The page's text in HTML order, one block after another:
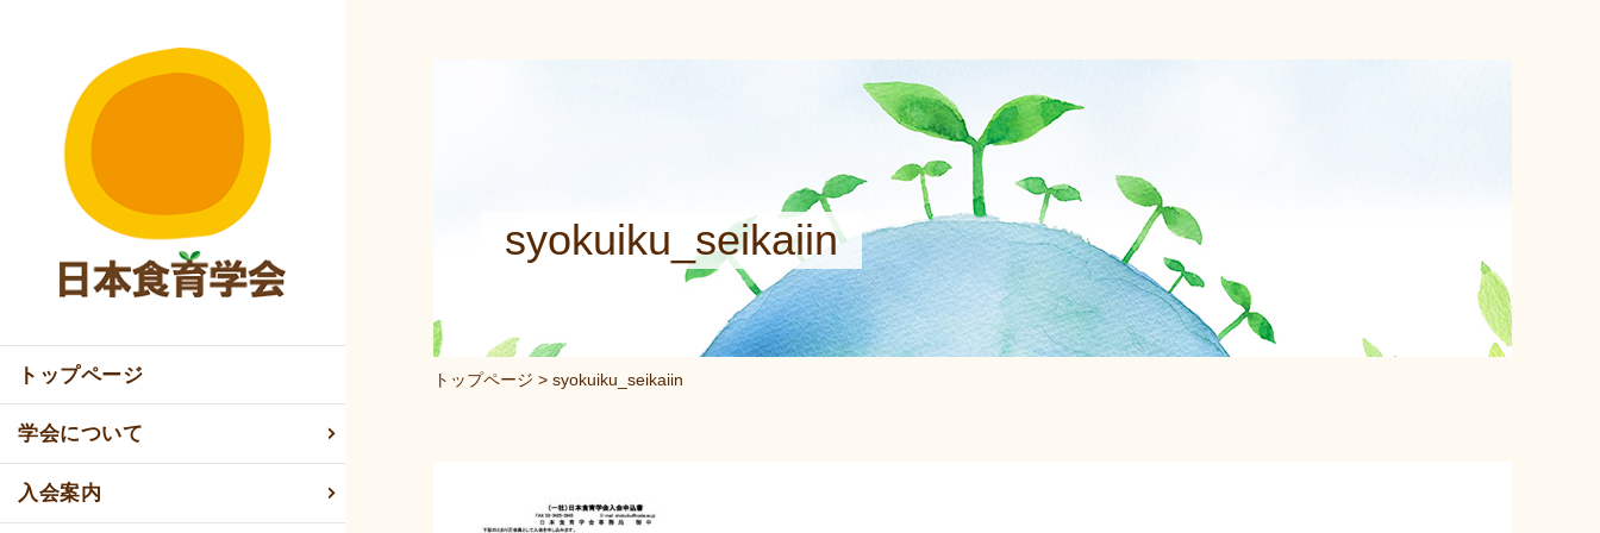
トップページ
学会について
入会案内
syokuiku_seikaiin
トップページ > syokuiku_seikaiin